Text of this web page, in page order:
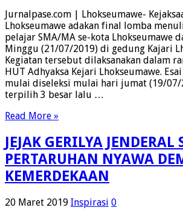
Jurnalpase.com | Lhokseumawe-
Lhokseumawe adakan final lomba
pelajar SMA/MA se-kota Lhokseumawe
Minggu (21/07/2019) di gedung Kajari
Kegiatan tersebut dilaksanakan dalam
HUT Adhyaksa Kejari Lhokseumawe.
mulai diseleksi mulai hari jumat (19/07/
terpilih 3 besar lalu …
Read More »
JEJAK GERILYA
PERTARUHAN NYAWA
KEMERDEKAAN
20 Maret 2019 Inspirasi 0